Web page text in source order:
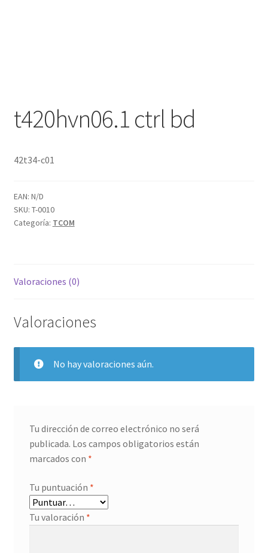
t420hvn06.1 ctrl bd
42t34-c01
EAN: N/D
SKU: T-0010
Categoría: TCOM
Valoraciones (0)
Valoraciones
No hay valoraciones aún.
Tu dirección de correo electrónico no será
publicada. Los campos obligatorios están
marcados con *
Tu puntuación *
Tu valoración *